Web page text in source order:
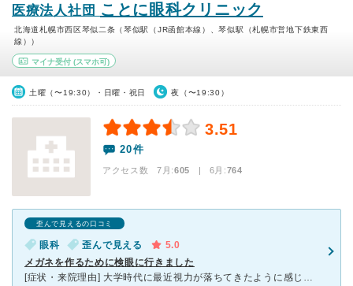
医療法人社団 ことに眼科クリニック
北海道札幌市西区琴似二条（琴似駅（JR函館本線）、琴似駅（札幌市営地下鉄東西
線））
マイナ受付 (スマホ可)
土曜（〜19:30）・日曜・祝日 夜（〜19:30）
3.51
20件
アクセス数 7月:605 | 6月:764
歪んで見えるの口コミ
眼科 歪んで見える
5.0
メガネを作るために検眼に行きました
[症状・来院理由] 大学時代に最近視力が落ちてきたように感じてきたのですが、メガネを作ったことがなかったので、まず眼科で検診し、診断書をもらってから眼鏡店の方に行こうと思いました。 [医師の診断・